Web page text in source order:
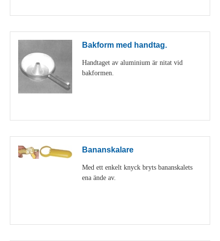
Bakform med handtag.
Handtaget av aluminium är nitat vid
bakformen.
Bananskalare
Med ett enkelt knyck bryts bananskalets
ena ände av.